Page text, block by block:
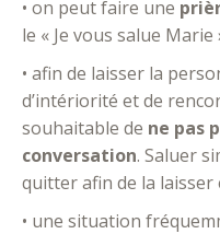
• on peut faire une
le « Je vous salue Marie
• afin de laisser la
d’intériorité et de
souhaitable de ne pas
conversation. Saluer
quitter afin de la laisser
• une situation